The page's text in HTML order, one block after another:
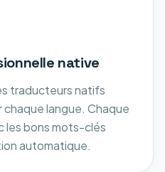
native
traducteurs natifs
chaque langue. Chaque
les bons mots-clés
automatique.